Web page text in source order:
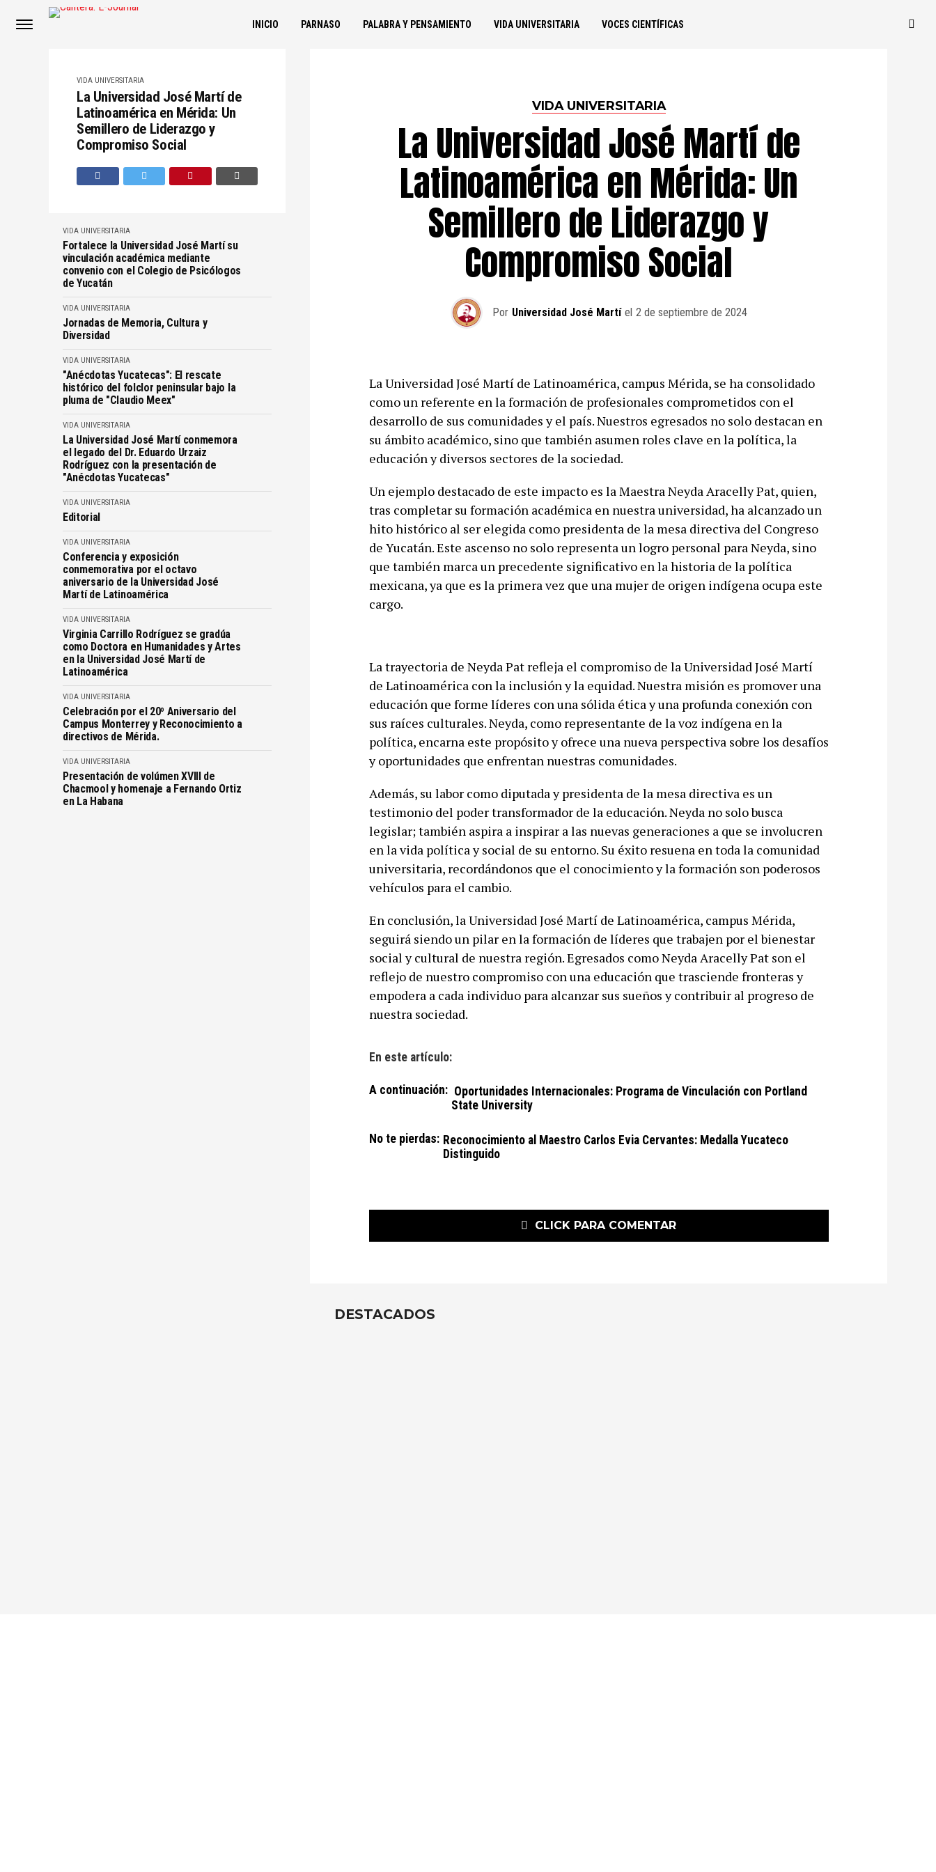
INICIO PARNASO PALABRA Y PENSAMIENTO VIDA UNIVERSITARIA VOCES CIENTÍFICAS
VIDA UNIVERSITARIA
La Universidad José Martí de
Latinoamérica en Mérida: Un
Semillero de Liderazgo y
Compromiso Social
VIDA UNIVERSITARIA
Fortalece la Universidad José Martí su
vinculación académica mediante
convenio con el Colegio de Psicólogos
de Yucatán
VIDA UNIVERSITARIA
Jornadas de Memoria, Cultura y
Diversidad
VIDA UNIVERSITARIA
"Anécdotas Yucatecas": El rescate
histórico del folclor peninsular bajo la
pluma de "Claudio Meex"
VIDA UNIVERSITARIA
La Universidad José Martí conmemora
el legado del Dr. Eduardo Urzaiz
Rodríguez con la presentación de
"Anécdotas Yucatecas"
VIDA UNIVERSITARIA
Editorial
VIDA UNIVERSITARIA
Conferencia y exposición
conmemorativa por el octavo
aniversario de la Universidad José
Martí de Latinoamérica
VIDA UNIVERSITARIA
Virginia Carrillo Rodríguez se gradúa
como Doctora en Humanidades y Artes
en la Universidad José Martí de
Latinoamérica
VIDA UNIVERSITARIA
Celebración por el 20º Aniversario del
Campus Monterrey y Reconocimiento a
directivos de Mérida.
VIDA UNIVERSITARIA
Presentación de volúmen XVIII de
Chacmool y homenaje a Fernando Ortiz
en La Habana
VIDA UNIVERSITARIA
La Universidad José Martí de
Latinoamérica en Mérida: Un
Semillero de Liderazgo y
Compromiso Social
Por Universidad José Martí el 2 de septiembre de 2024
La Universidad José Martí de Latinoamérica, campus Mérida, se ha consolidado
como un referente en la formación de profesionales comprometidos con el
desarrollo de sus comunidades y el país. Nuestros egresados no solo destacan en
su ámbito académico, sino que también asumen roles clave en la política, la
educación y diversos sectores de la sociedad.
Un ejemplo destacado de este impacto es la Maestra Neyda Aracelly Pat, quien,
tras completar su formación académica en nuestra universidad, ha alcanzado un
hito histórico al ser elegida como presidenta de la mesa directiva del Congreso
de Yucatán. Este ascenso no solo representa un logro personal para Neyda, sino
que también marca un precedente significativo en la historia de la política
mexicana, ya que es la primera vez que una mujer de origen indígena ocupa este
cargo.
La trayectoria de Neyda Pat refleja el compromiso de la Universidad José Martí
de Latinoamérica con la inclusión y la equidad. Nuestra misión es promover una
educación que forme líderes con una sólida ética y una profunda conexión con
sus raíces culturales. Neyda, como representante de la voz indígena en la
política, encarna este propósito y ofrece una nueva perspectiva sobre los desafíos
y oportunidades que enfrentan nuestras comunidades.
Además, su labor como diputada y presidenta de la mesa directiva es un
testimonio del poder transformador de la educación. Neyda no solo busca
legislar; también aspira a inspirar a las nuevas generaciones a que se involucren
en la vida política y social de su entorno. Su éxito resuena en toda la comunidad
universitaria, recordándonos que el conocimiento y la formación son poderosos
vehículos para el cambio.
En conclusión, la Universidad José Martí de Latinoamérica, campus Mérida,
seguirá siendo un pilar en la formación de líderes que trabajen por el bienestar
social y cultural de nuestra región. Egresados como Neyda Aracelly Pat son el
reflejo de nuestro compromiso con una educación que trasciende fronteras y
empodera a cada individuo para alcanzar sus sueños y contribuir al progreso de
nuestra sociedad.
En este artículo:
A continuación: Oportunidades Internacionales: Programa de Vinculación con Portland
State University
No te pierdas: Reconocimiento al Maestro Carlos Evia Cervantes: Medalla Yucateco
Distinguido
CLICK PARA COMENTAR
DESTACADOS